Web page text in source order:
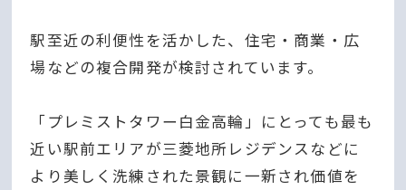
駅至近の利便性を活かした、住宅・商業・広
場などの複合開発が検討されています。
「プレミストタワー白金高輪」にとっても最も
近い駅前エリアが三菱地所レジデンスなどに
より美しく洗練された景観に一新され価値を